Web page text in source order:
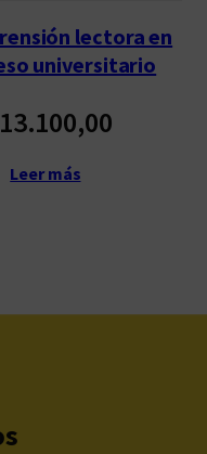
lectora en
universitario
13.100,00
Leer más